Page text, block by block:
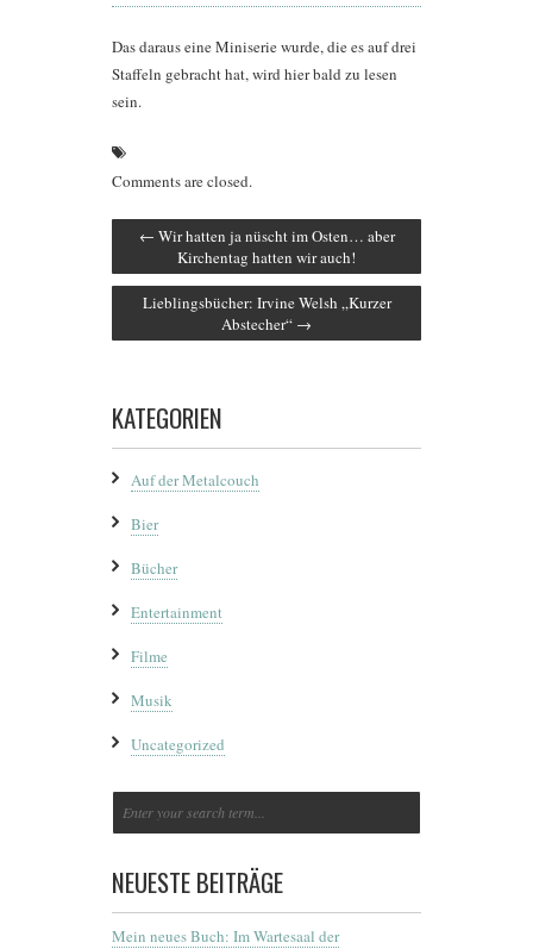
Das daraus eine Miniserie wurde, die es auf drei
Staffeln gebracht hat, wird hier bald zu lesen
sein.
Comments are closed.
← Wir hatten ja nüscht im Osten… aber
Kirchentag hatten wir auch!
Lieblingsbücher: Irvine Welsh „Kurzer
Abstecher“ →
KATEGORIEN
Auf der Metalcouch
Bier
Bücher
Entertainment
Filme
Musik
Uncategorized
NEUESTE BEITRÄGE
Mein neues Buch: Im Wartesaal der